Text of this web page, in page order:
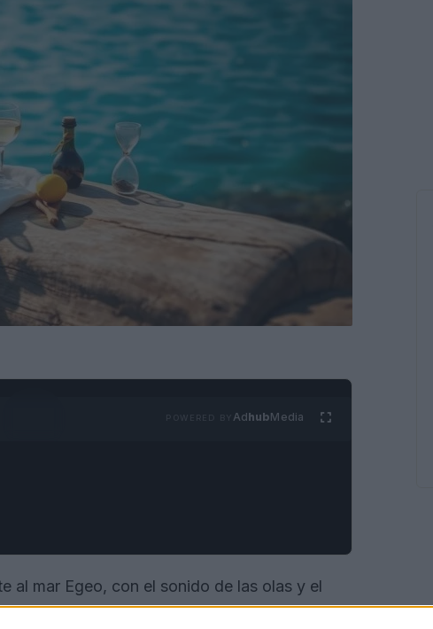
AdhubMedia
al mar Egeo, con el sonido de las olas y el
de las islas Cícladas más auténticas, esto